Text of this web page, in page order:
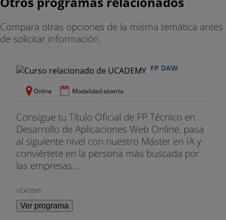
Compara otras opciones de la misma temática antes
de solicitar información.
FP DAW
Online Modalidad abierta
Consigue tu Título Oficial de FP Técnico en
Desarrollo de Aplicaciones Web Online, pasa
al siguiente nivel con nuestro Máster en IA y
conviértete en la persona más buscada por
las empresas...
UCADEMY
Ver programa